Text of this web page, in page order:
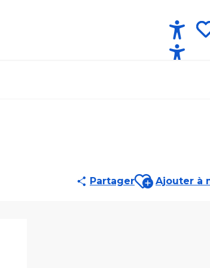
PartagerAjouter aux
Ajouter à